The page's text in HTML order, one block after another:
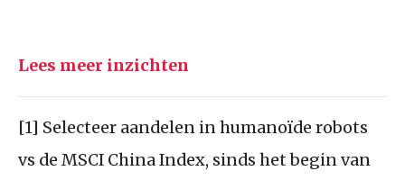
Lees meer inzichten
[1] Selecteer aandelen in humanoïde robots
vs de MSCI China Index, sinds het begin van